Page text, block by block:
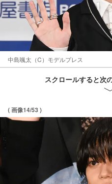
中島颯太（C）モデルプレス
スクロールすると次
( 画像14/53 )